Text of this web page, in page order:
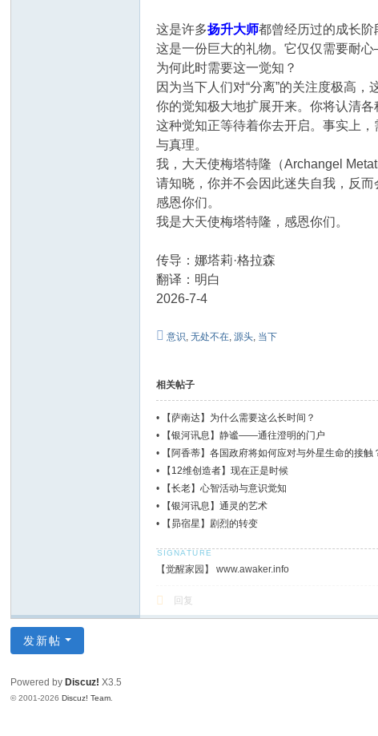
这是许多扬升大师都曾经历过的成长阶
这是一份巨大的礼物。它仅仅需要耐
为何此时需要这一觉知？
因为当下人们对“分离”的关注度极高
你的觉知极大地扩展开来。你将认清
这种觉知正等待着你去开启。事实上
与真理。
我，大天使梅​​塔特隆（Archangel
请知晓，你并不会因此迷失自我，反而
感恩你们。
我是大天使梅塔特隆，感恩你们。
传导：娜塔莉·格拉森
翻译：明白
2026-7-4
意识,无处不在,源头, 当下
相关帖子
• 【萨南达】为什么需要这么长时间？
•
【银河讯息】静谧——通往澄明的门户
•
【阿香蒂】各国政府将如何应对与外星生命的接触
•
【12维创造者】现在正是时候
•
【长老】心智活动与意识觉知
•
【银河讯息】通灵的艺术
•
【昴宿星】剧烈的转变
【觉醒家园】 www.awaker.info
回复
发新帖
Powered by Discuz! X3.5
© 2001-2026Discuz! Team